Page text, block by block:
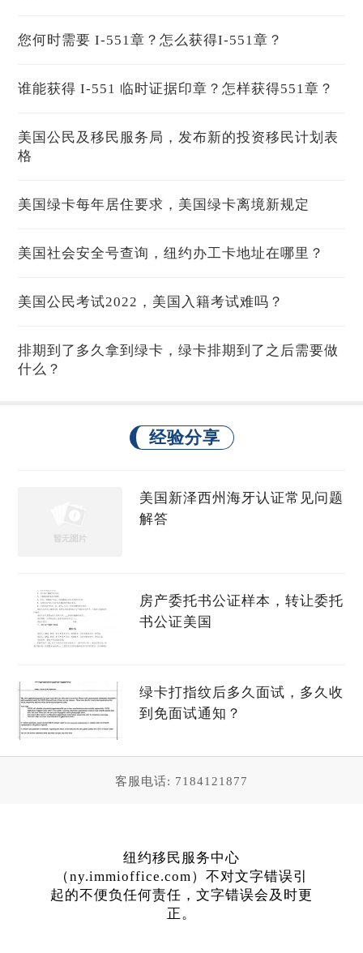
您何时需要 I-551章？怎么获得I-551章？
谁能获得 I-551 临时证据印章？怎样获得551章？
美国公民及移民服务局，发布新的投资移民计划表
格
美国绿卡每年居住要求，美国绿卡离境新规定
美国社会安全号查询，纽约办工卡地址在哪里？
美国公民考试2022，美国入籍考试难吗？
排期到了多久拿到绿卡，绿卡排期到了之后需要做
什么？
经验分享
美国新泽西州海牙认证常见问题
解答
房产委托书公证样本，转让委托
书公证美国
绿卡打指纹后多久面试，多久收
到免面试通知？
客服电话: 7184121877
纽约移民服务中心
（ny.immioffice.com）不对文字错误引
起的不便负任何责任，文字错误会及时更
正。